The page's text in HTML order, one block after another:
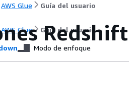
AWS Glue Guía del usuario
AWS Glue Guía del usuario
Redshift
Modo de enfoque